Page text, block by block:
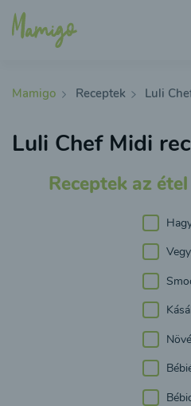
Mamigo Receptek Luli
Luli Chef Midi
Receptek az